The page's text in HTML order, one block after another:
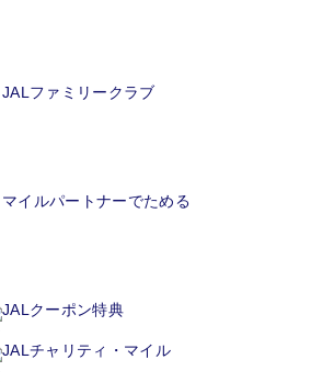
JALファミリークラブ
マイルパートナーでためる
JALクーポン特典
JALチャリティ・マイル